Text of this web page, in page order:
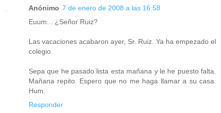
Anónimo 7 de enero de 2008 a las 16:58
Euum... ¿Señor Ruiz?
Las vacaciones acabaron ayer, Sr. Ruiz. Ya ha empezado el
colegio.
Sepa que he pasado lista esta mañana y le he puesto falta.
Mañana repito. Espero que no me haga llamar a su casa.
Hum.
Responder